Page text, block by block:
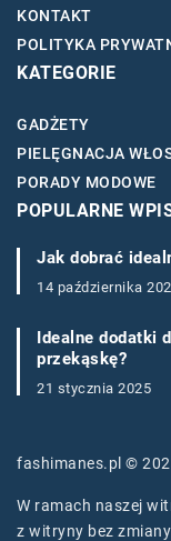
KONTAKT
POLITYKA
KATEGORIE
GADŻETY
PIELĘGNACJA
PORADY MODOWE
POPULARNE
Jak dobrać
14 października
Idealne dodatki
przekąskę?
21 stycznia 2025
fashimanes.pl ©
W ramach naszej
z witryny bez